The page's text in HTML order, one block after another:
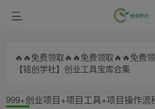
🔥🔥免费领取🔥🔥免费领取🔥🔥
【铭创学社】创业工具宝库合集
999+创业项目+项目工具+项目操作